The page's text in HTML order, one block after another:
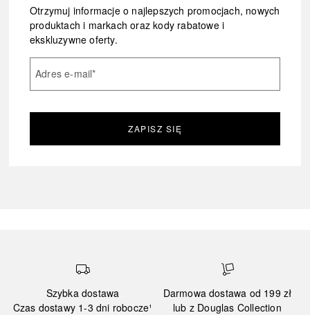
Otrzymuj informacje o najlepszych promocjach, nowych
produktach i markach oraz kody rabatowe i
ekskluzywne oferty.
Adres e-mail*
ZAPISZ SIĘ
Szybka dostawa
Czas dostawy 1-3 dni robocze¹
Darmowa dostawa od 199 zł
lub z Douglas Collection